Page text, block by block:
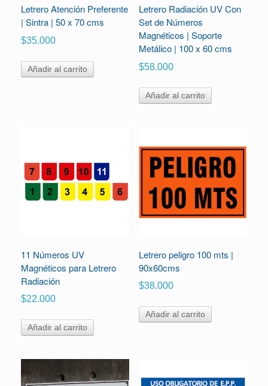
Letrero Atención Preferente
| Sintra | 50 x 70 cms
$35.000
Añadir al carrito
Letrero Radiación UV Con
Set de Números
Magnéticos | Soporte
Metálico | 100 x 60 cms
$58.000
Añadir al carrito
11 Números UV
Magnéticos para Letrero
Radiación
$22.000
Añadir al carrito
Letrero peligro 100 mts |
90x60cms
$38.000
Añadir al carrito